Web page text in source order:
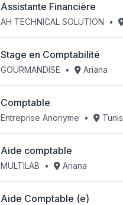
Assistante Financière
AH TECHNICAL SOLUTION •
Stage en Comptabilité
GOURMANDISE • Ariana
Comptable
Entreprise Anonyme • Tunis
Aide comptable
MULTILAB • Ariana
Aide Comptable (e)